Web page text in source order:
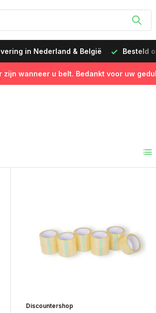
Besteld op werkdagen vóór 12:00
wanneer u belt. Bedankt voor uw
Discountershop